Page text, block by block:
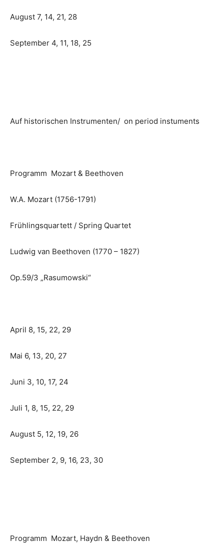
August 7, 14, 21, 28
September 4, 11, 18, 25
Auf historischen Instrumenten/ on period instuments
Programm Mozart & Beethoven
W.A. Mozart (1756-1791)
Frühlingsquartett / Spring Quartet
Ludwig van Beethoven (1770 – 1827)
Op.59/3 „Rasumowski“
April 8, 15, 22, 29
Mai 6, 13, 20, 27
Juni 3, 10, 17, 24
Juli 1, 8, 15, 22, 29
August 5, 12, 19, 26
September 2, 9, 16, 23, 30
Programm Mozart, Haydn & Beethoven